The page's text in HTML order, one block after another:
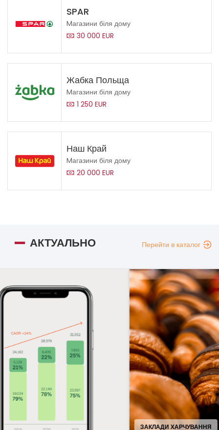
SPAR
Mагазини біля дому
30 000 EUR
Жабка Польща
Mагазини біля дому
1 250 EUR
Наш Край
Mагазини біля дому
20 000 EUR
АКТУАЛЬНО Перейти в каталог
ЗАКЛАДИ ХАРЧУВАННЯ